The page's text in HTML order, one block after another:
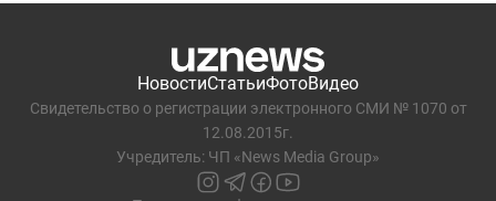
НовостиСтатьиФотоВидео
Свидетельство о регистрации электронного СМИ № 1070 от
12.08.2015г.
Учредитель: ЧП «News Media Group»